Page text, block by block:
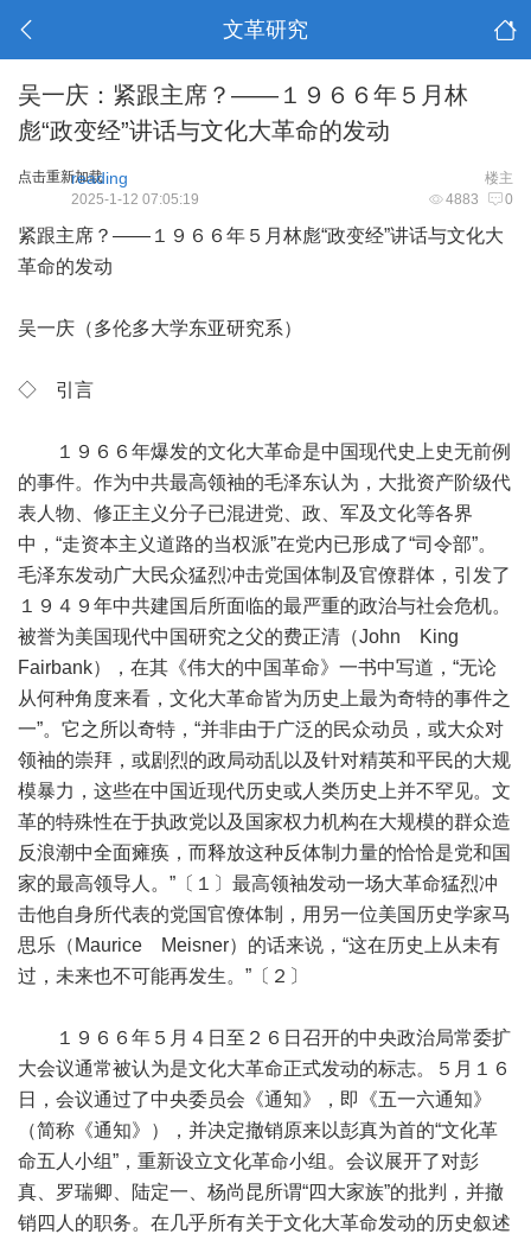
文革研究
吴一庆：紧跟主席？——１９６６年５月林
彪“政变经”讲话与文化大革命的发动
点击重新加载 楼主
reading
4883 0
2025-1-12 07:05:19
紧跟主席？——１９６６年５月林彪“政变经”讲话与文化大
革命的发动
吴一庆（多伦多大学东亚研究系）
◇ 引言
１９６６年爆发的文化大革命是中国现代史上史无前例
的事件。作为中共最高领袖的毛泽东认为，大批资产阶级代
表人物、修正主义分子已混进党、政、军及文化等各界
中，“走资本主义道路的当权派”在党内已形成了“司令部”。
毛泽东发动广大民众猛烈冲击党国体制及官僚群体，引发了
１９４９年中共建国后所面临的最严重的政治与社会危机。
被誉为美国现代中国研究之父的费正清（John King
Fairbank），在其《伟大的中国革命》一书中写道，“无论
从何种角度来看，文化大革命皆为历史上最为奇特的事件之
一”。它之所以奇特，“并非由于广泛的民众动员，或大众对
领袖的崇拜，或剧烈的政局动乱以及针对精英和平民的大规
模暴力，这些在中国近现代历史或人类历史上并不罕见。文
革的特殊性在于执政党以及国家权力机构在大规模的群众造
反浪潮中全面瘫痪，而释放这种反体制力量的恰恰是党和国
家的最高领导人。”〔１〕最高领袖发动一场大革命猛烈冲
击他自身所代表的党国官僚体制，用另一位美国历史学家马
思乐（Maurice Meisner）的话来说，“这在历史上从未有
过，未来也不可能再发生。”〔２〕
１９６６年５月４日至２６日召开的中央政治局常委扩
大会议通常被认为是文化大革命正式发动的标志。５月１６
日，会议通过了中央委员会《通知》，即《五一六通知》
（简称《通知》），并决定撤销原来以彭真为首的“文化革
命五人小组”，重新设立文化革命小组。会议展开了对彭
真、罗瑞卿、陆定一、杨尚昆所谓“四大家族”的批判，并撤
销四人的职务。在几乎所有关于文化大革命发动的历史叙述